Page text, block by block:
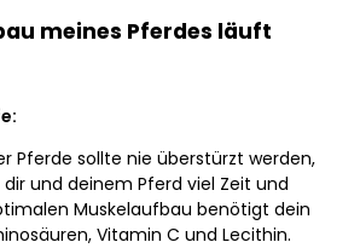
meines Pferdes läuft
Pferde sollte nie überstürzt werden,
und deinem Pferd viel Zeit und
Muskelaufbau benötigt dein
Vitamin C und Lecithin.